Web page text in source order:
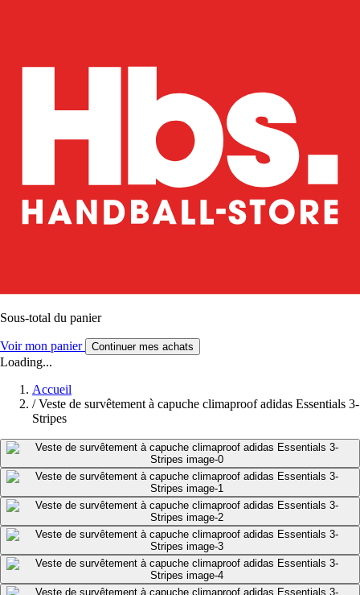
Sous-total du panier
Voir mon panier Continuer mes achats
Loading...
Accueil
/ Veste de survêtement à capuche climaproof adidas Essentials 3-
Stripes